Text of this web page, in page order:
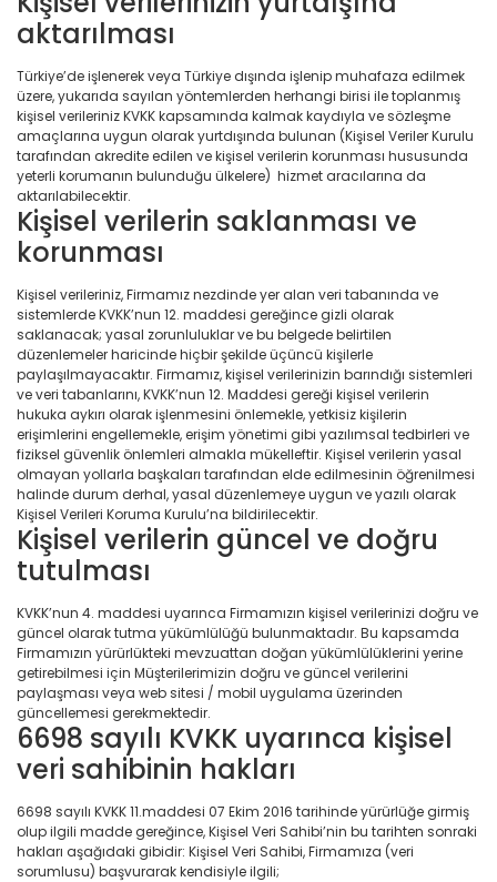
aktarılması
Türkiye’de işlenerek veya Türkiye dışında işlenip muhafaza edilmek
üzere, yukarıda sayılan yöntemlerden herhangi birisi ile toplanmış
kişisel verileriniz KVKK kapsamında kalmak kaydıyla ve sözleşme
amaçlarına uygun olarak yurtdışında bulunan (Kişisel Veriler Kurulu
tarafından akredite edilen ve kişisel verilerin korunması hususunda
yeterli korumanın bulunduğu ülkelere) hizmet aracılarına da
aktarılabilecektir.
Kişisel verilerin saklanması ve
korunması
Kişisel verileriniz, Firmamız nezdinde yer alan veri tabanında ve
sistemlerde KVKK’nun 12. maddesi gereğince gizli olarak
saklanacak; yasal zorunluluklar ve bu belgede belirtilen
düzenlemeler haricinde hiçbir şekilde üçüncü kişilerle
paylaşılmayacaktır. Firmamız, kişisel verilerinizin barındığı sistemleri
ve veri tabanlarını, KVKK’nun 12. Maddesi gereği kişisel verilerin
hukuka aykırı olarak işlenmesini önlemekle, yetkisiz kişilerin
erişimlerini engellemekle, erişim yönetimi gibi yazılımsal tedbirleri ve
fiziksel güvenlik önlemleri almakla mükelleftir. Kişisel verilerin yasal
olmayan yollarla başkaları tarafından elde edilmesinin öğrenilmesi
halinde durum derhal, yasal düzenlemeye uygun ve yazılı olarak
Kişisel Verileri Koruma Kurulu’na bildirilecektir.
Kişisel verilerin güncel ve doğru
tutulması
KVKK’nun 4. maddesi uyarınca Firmamızın kişisel verilerinizi doğru ve
güncel olarak tutma yükümlülüğü bulunmaktadır. Bu kapsamda
Firmamızın yürürlükteki mevzuattan doğan yükümlülüklerini yerine
getirebilmesi için Müşterilerimizin doğru ve güncel verilerini
paylaşması veya web sitesi / mobil uygulama üzerinden
güncellemesi gerekmektedir.
6698 sayılı KVKK uyarınca kişisel
veri sahibinin hakları
6698 sayılı KVKK 11.maddesi 07 Ekim 2016 tarihinde yürürlüğe girmiş
olup ilgili madde gereğince, Kişisel Veri Sahibi’nin bu tarihten sonraki
hakları aşağıdaki gibidir: Kişisel Veri Sahibi, Firmamıza (veri
sorumlusu) başvurarak kendisiyle ilgili;